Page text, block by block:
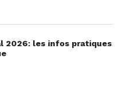
2026: les infos pratiques